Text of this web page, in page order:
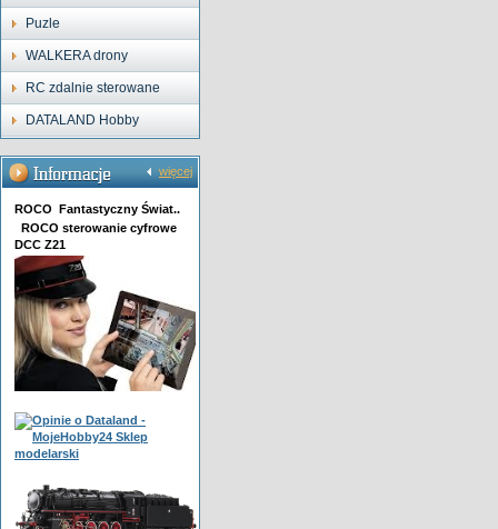
Puzle
WALKERA drony
RC zdalnie sterowane
DATALAND Hobby
więcej
ROCO Fantastyczny Świat..
ROCO sterowanie cyfrowe
DCC Z21